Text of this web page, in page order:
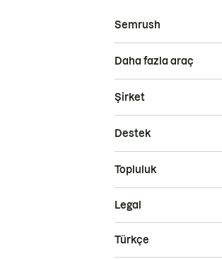
Semrush
Daha fazla araç
Şirket
Destek
Topluluk
Legal
Türkçe